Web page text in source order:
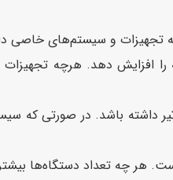
تجهیزات و سیستم‌های خاصی
افزایش دهد. هرچه
داشته باشد. در صورتی که
هر چه تعداد دستگاه‌ها